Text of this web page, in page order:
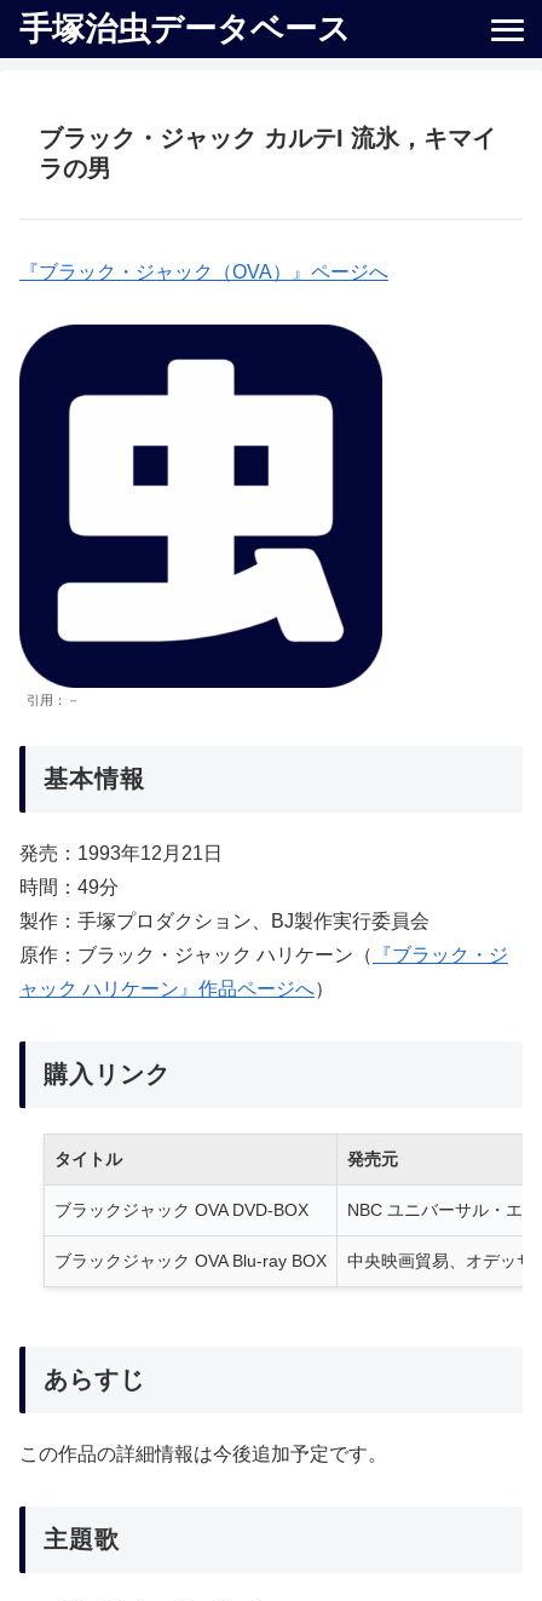
手塚治虫データベース
ブラック・ジャック カルテI 流氷，キマイ
ラの男
『ブラック・ジャック（OVA）』ページへ
引用：－
基本情報
発売：1993年12月21日
時間：49分
製作：手塚プロダクション、BJ製作実行委員会
原作：ブラック・ジャック ハリケーン（
『ブラック・ジ
ャック ハリケーン』作品ページへ）
購入リンク
タイトル 発売元
ブラックジャック OVA DVD-BOX NBC ユニバーサル・エ
ブラックジャック OVA Blu-ray BOX 中央映画貿易、オデッサ
あらすじ
この作品の詳細情報は今後追加予定です。
主題歌